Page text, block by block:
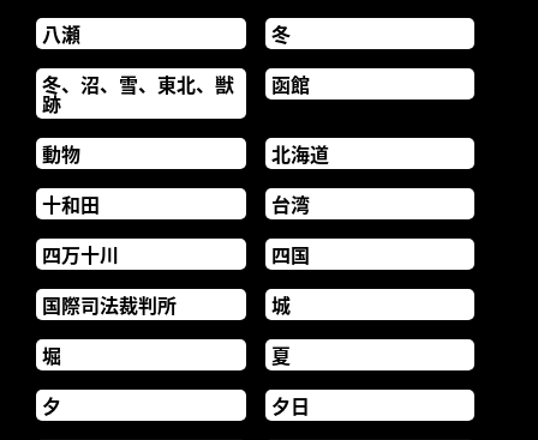
八瀬
冬
冬、沼、雪、東北、獣
跡
函館
動物
北海道
十和田
台湾
四万十川
四国
国際司法裁判所
城
堀
夏
夕
夕日